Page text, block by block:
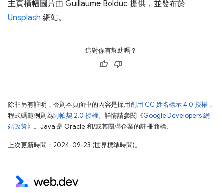
主頁橫幅圖片由 Guillaume Bolduc 提供，並發布於
Unsplash 網站。
這對你有幫助嗎？
除非另有註明，否則本頁面中的內容是採用創用 CC 姓名標示 4.0 授權 ，
程式碼範例則為阿帕契 2.0 授權。詳情請參閱《Google Developers 網
站政策》。Java 是 Oracle 和/或其關聯企業的註冊商標。
上次更新時間：2024-09-23 (世界標準時間)。